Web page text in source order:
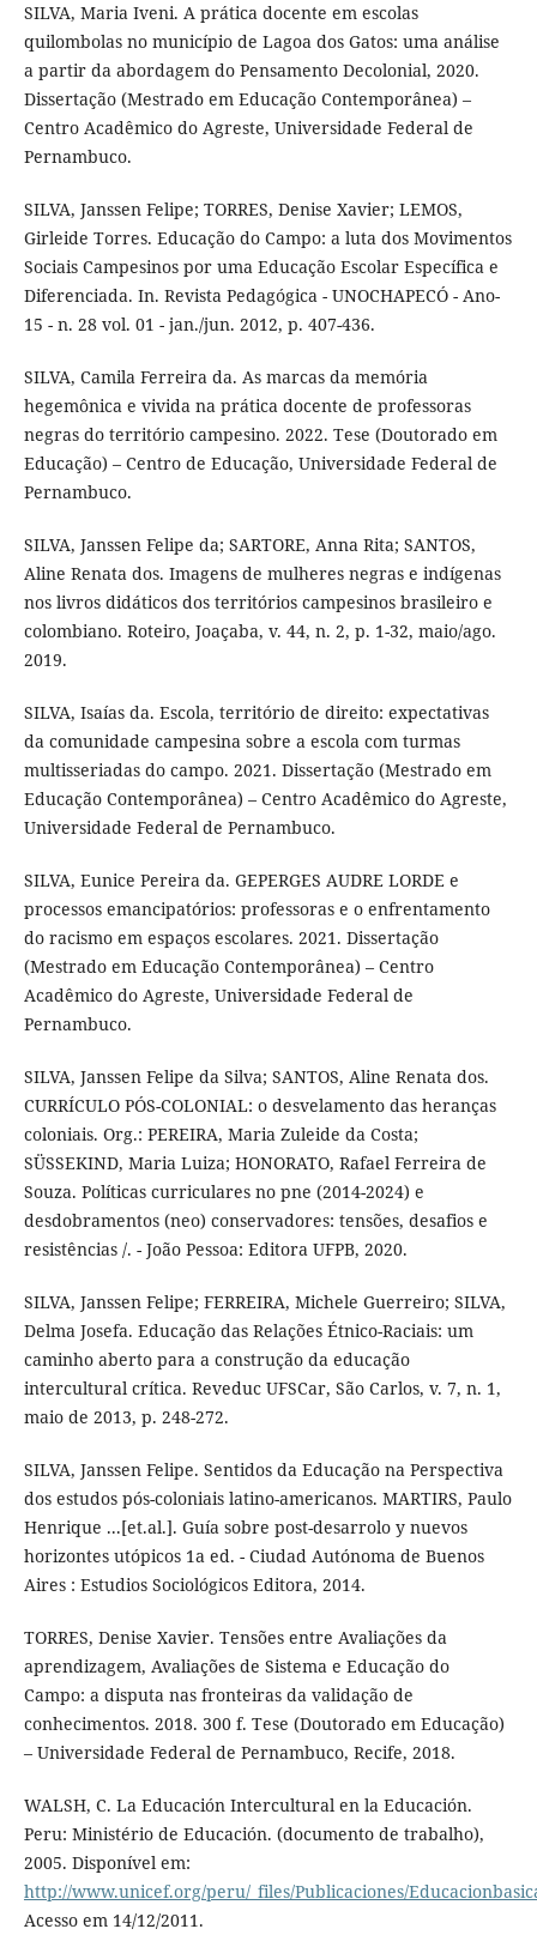
SILVA, Maria Iveni. A prática docente em escolas
quilombolas no município de Lagoa dos Gatos: uma análise
a partir da abordagem do Pensamento Decolonial, 2020.
Dissertação (Mestrado em Educação Contemporânea) –
Centro Acadêmico do Agreste, Universidade Federal de
Pernambuco.
SILVA, Janssen Felipe; TORRES, Denise Xavier; LEMOS,
Girleide Torres. Educação do Campo: a luta dos Movimentos
Sociais Campesinos por uma Educação Escolar Específica e
Diferenciada. In. Revista Pedagógica - UNOCHAPECÓ - Ano-
15 - n. 28 vol. 01 - jan./jun. 2012, p. 407-436.
SILVA, Camila Ferreira da. As marcas da memória
hegemônica e vivida na prática docente de professoras
negras do território campesino. 2022. Tese (Doutorado em
Educação) – Centro de Educação, Universidade Federal de
Pernambuco.
SILVA, Janssen Felipe da; SARTORE, Anna Rita; SANTOS,
Aline Renata dos. Imagens de mulheres negras e indígenas
nos livros didáticos dos territórios campesinos brasileiro e
colombiano. Roteiro, Joaçaba, v. 44, n. 2, p. 1-32, maio/ago.
2019.
SILVA, Isaías da. Escola, território de direito: expectativas
da comunidade campesina sobre a escola com turmas
multisseriadas do campo. 2021. Dissertação (Mestrado em
Educação Contemporânea) – Centro Acadêmico do Agreste,
Universidade Federal de Pernambuco.
SILVA, Eunice Pereira da. GEPERGES AUDRE LORDE e
processos emancipatórios: professoras e o enfrentamento
do racismo em espaços escolares. 2021. Dissertação
(Mestrado em Educação Contemporânea) – Centro
Acadêmico do Agreste, Universidade Federal de
Pernambuco.
SILVA, Janssen Felipe da Silva; SANTOS, Aline Renata dos.
CURRÍCULO PÓS-COLONIAL: o desvelamento das heranças
coloniais. Org.: PEREIRA, Maria Zuleide da Costa;
SÜSSEKIND, Maria Luiza; HONORATO, Rafael Ferreira de
Souza. Políticas curriculares no pne (2014-2024) e
desdobramentos (neo) conservadores: tensões, desafios e
resistências /. - João Pessoa: Editora UFPB, 2020.
SILVA, Janssen Felipe; FERREIRA, Michele Guerreiro; SILVA,
Delma Josefa. Educação das Relações Étnico-Raciais: um
caminho aberto para a construção da educação
intercultural crítica. Reveduc UFSCar, São Carlos, v. 7, n. 1,
maio de 2013, p. 248-272.
SILVA, Janssen Felipe. Sentidos da Educação na Perspectiva
dos estudos pós-coloniais latino-americanos. MARTIRS, Paulo
Henrique ...[et.al.]. Guía sobre post-desarrolo y nuevos
horizontes utópicos 1a ed. - Ciudad Autónoma de Buenos
Aires : Estudios Sociológicos Editora, 2014.
TORRES, Denise Xavier. Tensões entre Avaliações da
aprendizagem, Avaliações de Sistema e Educação do
Campo: a disputa nas fronteiras da validação de
conhecimentos. 2018. 300 f. Tese (Doutorado em Educação)
– Universidade Federal de Pernambuco, Recife, 2018.
WALSH, C. La Educación Intercultural en la Educación.
Peru: Ministério de Educación. (documento de trabalho),
2005. Disponível em:
http://www.unicef.org/peru/_files/Publicaciones/
Acesso em 14/12/2011.